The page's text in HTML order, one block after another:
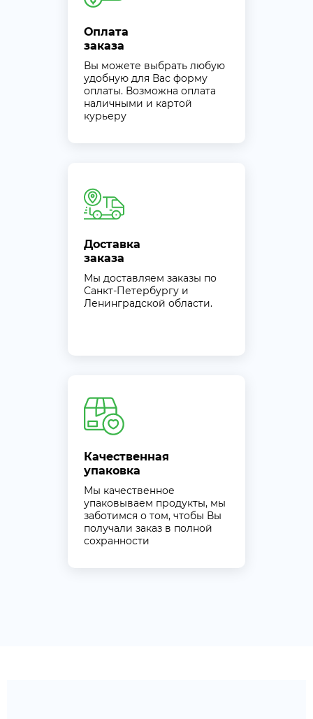
Оплата
заказа
Вы можете выбрать любую
удобную для Вас форму
оплаты. Возможна оплата
наличными и картой
курьеру
Доставка
заказа
Мы доставляем заказы по
Санкт-Петербургу и
Ленинградской области.
Качественная
упаковка
Мы качественное
упаковываем продукты, мы
заботимся о том, чтобы Вы
получали заказ в полной
сохранности